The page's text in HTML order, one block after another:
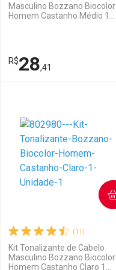
Masculino Bozzano Biocolor
Homem Castanho Médio 1
R$28,41
Laboratório
Por Menos
(11)
Kit Tonalizante de Cabelo
Masculino Bozzano Biocolor
Homem Castanho Claro 1
COMPRAR